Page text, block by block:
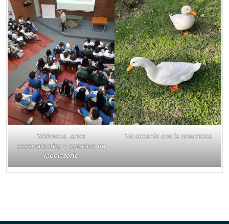
Biblioteca, aulas
especializadas y espaciosde
laboratorio
En armonía con la naturaleza